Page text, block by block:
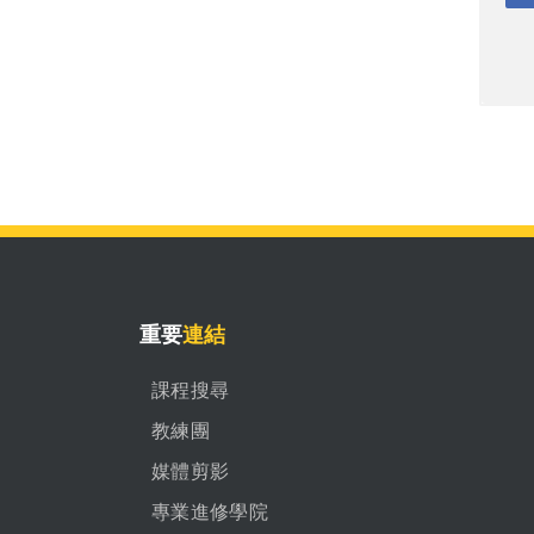
重要連結
課程搜尋
教練團
媒體剪影
專業進修學院